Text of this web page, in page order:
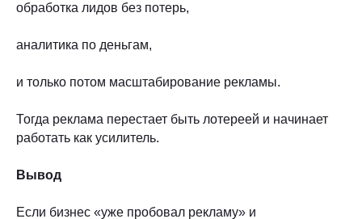
обработка лидов без потерь,
аналитика по деньгам,
и только потом масштабирование рекламы.
Тогда реклама перестает быть лотереей и начинает
работать как усилитель.
Вывод
Если бизнес «уже пробовал рекламу» и